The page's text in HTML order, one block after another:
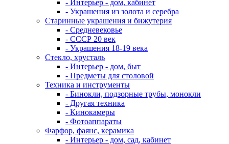
- Интерьер - дом, кабинет
- Украшения из золота и серебра
Старинные украшения и бижутерия
- Средневековье
- СССР 20 век
- Украшения 18-19 века
Стекло, хрусталь
- Интерьер - дом, быт
- Предметы для столовой
Техника и инструменты
- Бинокли, подзорные трубы, монокли
- Другая техника
- Кинокамеры
- Фотоаппараты
Фарфор, фаянс, керамика
- Интерьер - дом, сад, кабинет